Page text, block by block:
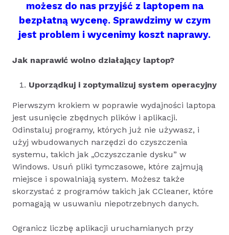
możesz do nas przyjść z laptopem na
bezpłatną wycenę. Sprawdzimy w czym
jest problem i wycenimy koszt naprawy.
Jak naprawić wolno działający laptop?
Uporządkuj i zoptymalizuj system operacyjny
Pierwszym krokiem w poprawie wydajności laptopa
jest usunięcie zbędnych plików i aplikacji.
Odinstaluj programy, których już nie używasz, i
użyj wbudowanych narzędzi do czyszczenia
systemu, takich jak „Oczyszczanie dysku” w
Windows. Usuń pliki tymczasowe, które zajmują
miejsce i spowalniają system. Możesz także
skorzystać z programów takich jak CCleaner, które
pomagają w usuwaniu niepotrzebnych danych.
Ogranicz liczbę aplikacji uruchamianych przy